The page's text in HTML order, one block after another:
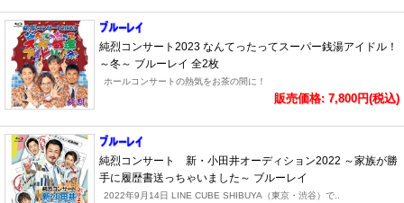
純烈コンサート2023 なんてったってスーパー銭湯アイドル！
～冬～ ブルーレイ 全2枚
ホールコンサートの熱気をお茶の間に！
販売価格: 7,800円(税込)
純烈コンサート 新・小田井オーディション2022 ～家族が勝
手に履歴書送っちゃいました～ ブルーレイ
2022年9月14日 LINE CUBE SHIBUYA（東京・渋谷）で..